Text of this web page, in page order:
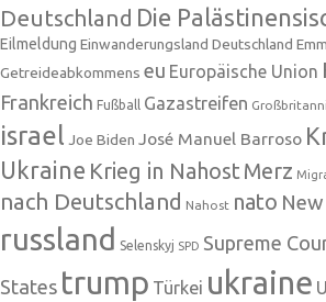
Deutschland Die
Eilmeldung Einwanderungsland Deutschland
Getreideabkommens eu Europäische Union
Frankreich Fußball Gazastreifen
israel Joe Biden José Manuel Barroso
Ukraine Krieg in NahostMerz
nach Deutschland Nahost nato
russland Selenskyj SPD Supreme
States trump Türkei ukraine